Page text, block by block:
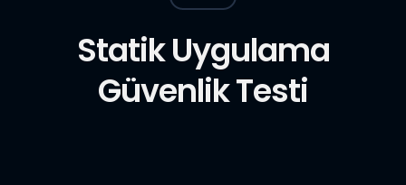
Statik Uygulama
Güvenlik Testi